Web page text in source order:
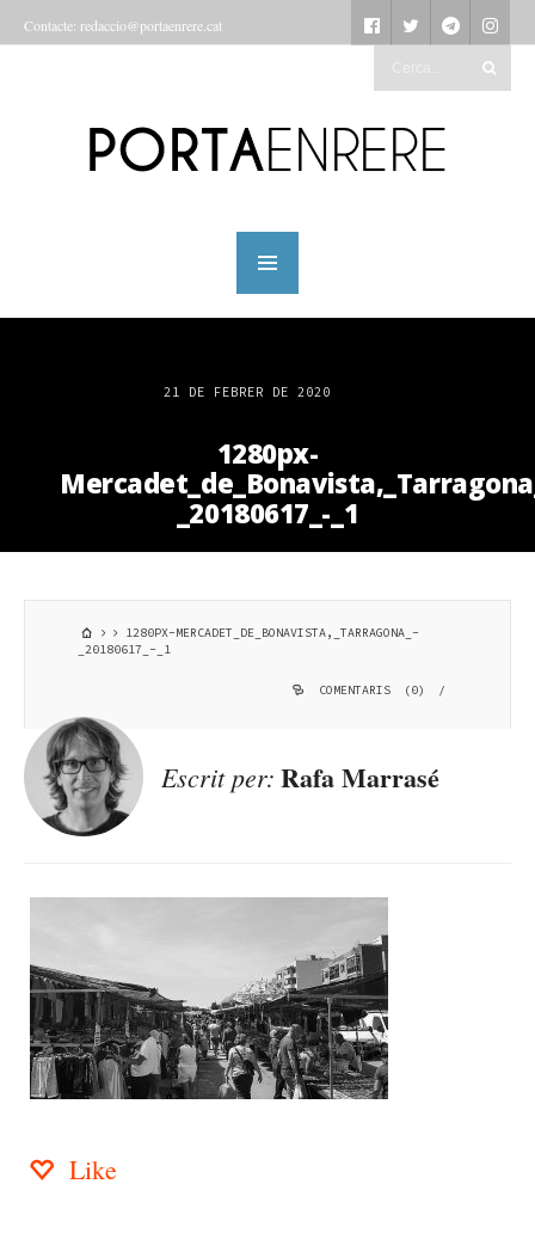
Contacte: redaccio@portaenrere.cat
21 DE FEBRER DE 2020
1280px-
_20180617_-_1
1280PX-MERCADET_DE_BONAVISTA,_TARRAGONA_-
_20180617_-_1
COMENTARIS (0) /
Escrit per: Rafa Marrasé
Like